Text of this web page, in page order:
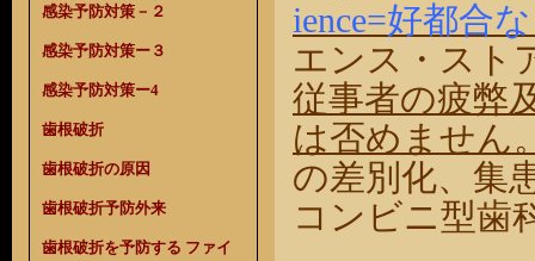
感染予防対策－２
感染予防対策ー３
感染予防対策ー4
歯根破折
歯根破折の原因
歯根破折予防外来
歯根破折を予防する ファイ
ience=好都合
エンス・スト
従事者の疲弊
は否めません
の差別化、集
コンビニ型歯